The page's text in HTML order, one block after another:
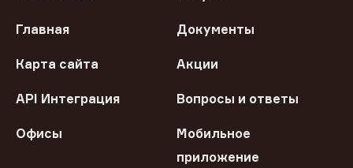
Главная Документы
Карта сайта Акции
API Интеграция Вопросы и ответы
Офисы
Мобильное
приложение